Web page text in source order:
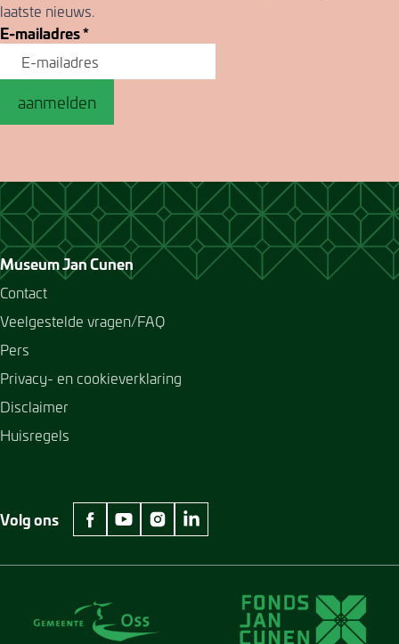
laatste nieuws.
E-mailadres*
aanmelden
Museum Jan Cunen
Contact
Veelgestelde vragen/FAQ
Pers
Privacy- en cookieverklaring
Disclaimer
Huisregels
Volg ons
facebook Museum Jan Cunen
youtube Museum Jan Cunen
instagram Museum Jan Cunen
linkedin Museum Jan Cunen